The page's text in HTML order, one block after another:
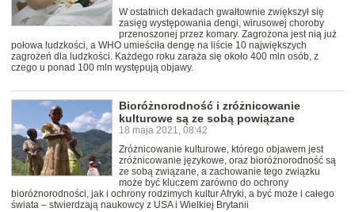
W ostatnich dekadach gwałtownie zwiększył się
zasięg występowania dengi, wirusowej choroby
przenoszonej przez komary. Zagrożona jest nią już
połowa ludzkości, a WHO umieściła dengę na liście 10 największych
zagrożeń dla ludzkości. Każdego roku zaraża się około 400 mln osób, z
czego u ponad 100 mln występują objawy.
Bioróżnorodność i zróżnicowanie
kulturowe są ze sobą powiązane
18 maja 2021, 08:42
Zróżnicowanie kulturowe, którego objawem jest
zróżnicowanie językowe, oraz bioróżnorodność są
ze sobą związane, a zachowanie tego związku
może być kluczem zarówno do ochrony
bioróżnorodności, jak i ochrony rodzimych kultur Afryki, a być może i całego
świata – stwierdzają naukowcy z USA i Wielkiej Brytanii